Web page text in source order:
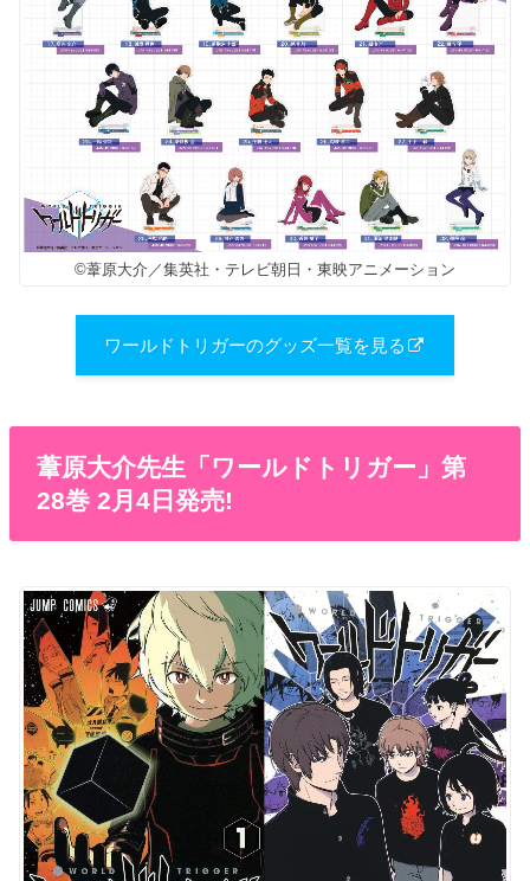
©葦原大介／集英社・テレビ朝日・東映アニメーション
ワールドトリガーのグッズ一覧を見る
葦原大介先生「ワールドトリガー」第
28巻 2月4日発売!